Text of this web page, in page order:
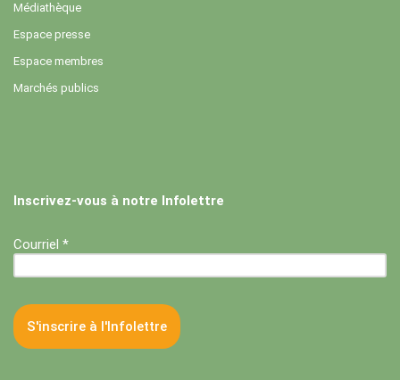
Médiathèque
Espace presse
Espace membres
Marchés publics
Inscrivez-vous à notre Infolettre
Courriel *